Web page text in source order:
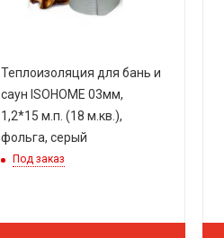
Теплоизоляция для бань и
саун ISOHOME 03мм,
1,2*15 м.п. (18 м.кв.),
фольга, серый
Под заказ